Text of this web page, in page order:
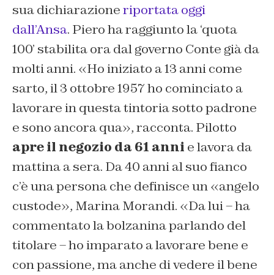
sua dichiarazioneriportata oggi
dall’Ansa. Piero ha raggiunto la ‘quota
100’ stabilita ora dal governo Conte già da
molti anni. «Ho iniziato a 13 anni come
sarto, il 3 ottobre 1957 ho cominciato a
lavorare in questa tintoria sotto padrone
e sono ancora qua», racconta. Pilotto
apre il negozio da 61 anni e lavora da
mattina a sera. Da 40 anni al suo fianco
c’è una persona che definisce un «angelo
custode», Marina Morandi. «Da lui – ha
commentato la bolzanina parlando del
titolare –ho imparato a lavorare bene e
con passione, ma anche di vedere il bene